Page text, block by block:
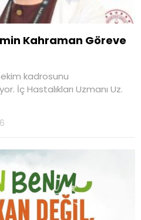
Kahraman Göreve
kadrosunu
İç Hastalıkları Uzmanı Uz.